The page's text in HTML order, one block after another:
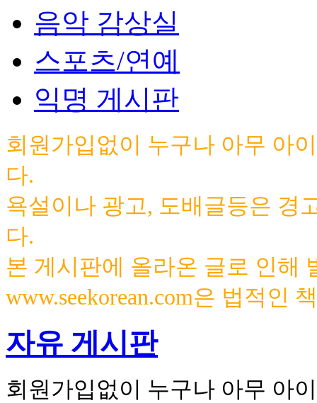
음악 감상실
스포츠/연예
익명 게시판
회원가입없이 누구나 아무 아
다.
욕설이나 광고, 도배글등은 경
다.
본 게시판에 올라온 글로 인해
www.seekorean.com은 법적인
자유 게시판
회원가입없이 누구나 아무 아